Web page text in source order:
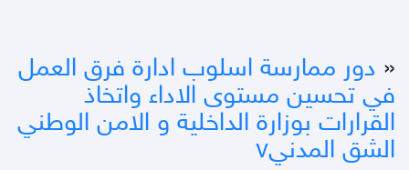
« دور ممارسة اسلوب ادارة فرق العمل
في تحسين مستوى الاداء واتخاذ
القرارات بوزارة الداخلية و الامن الوطني
الشق المدنيv